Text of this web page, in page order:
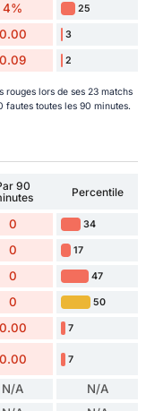
4% 25
0.00 3
0.09 2
rouges lors de ses 23 matchs
toutes les 90 minutes.
90
Percentile
0 34
0 17
0 47
0 50
0.00 7
0.00 7
N/A N/A